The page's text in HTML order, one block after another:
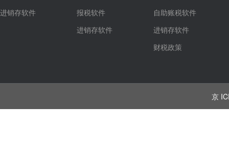
进销存软件
报税软件
进销存软件
自助账税软件
进销存软件
财税政策
京